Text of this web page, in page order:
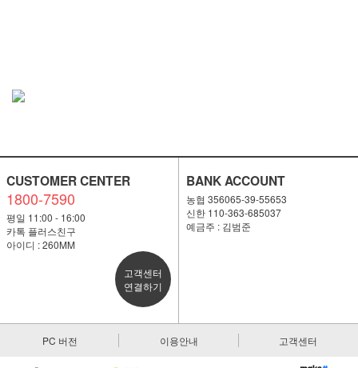
CUSTOMER CENTER
1800-7590
평일 11:00 - 16:00
카톡 플러스친구
아이디 : 260MM
고객센터
연결하기
BANK ACCOUNT
농협 356065-39-55653
신한 110-363-685037
예금주 : 김범준
PC 버전 이용안내 고객센터